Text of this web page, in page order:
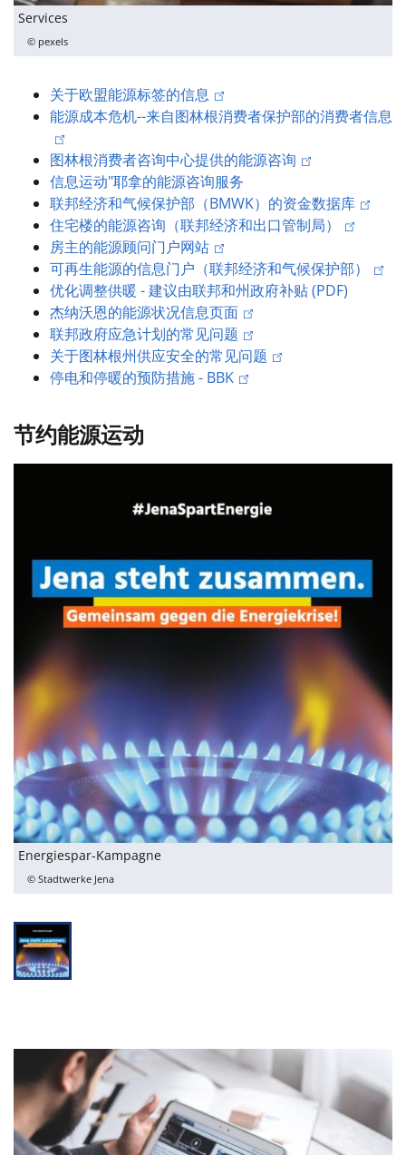
Services
© pexels
关于欧盟能源标签的信息
能源成本危机--来自图林根消费者保护部的消费者信息
图林根消费者咨询中心提供的能源咨询
信息运动"耶拿的能源咨询服务
联邦经济和气候保护部（BMWK）的资金数据库
住宅楼的能源咨询（联邦经济和出口管制局）
房主的能源顾问门户网站
可再生能源的信息门户（联邦经济和气候保护部）
优化调整供暖 - 建议由联邦和州政府补贴 (PDF)
杰纳沃恩的能源状况信息页面
联邦政府应急计划的常见问题
关于图林根州供应安全的常见问题
停电和停暖的预防措施 - BBK
节约能源运动
Energiespar-Kampagne
© Stadtwerke Jena